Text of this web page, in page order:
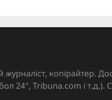
копірайтер.
24", Tribuna.com і т.д.).